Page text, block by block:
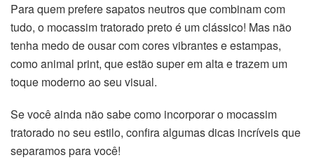
Para quem prefere sapatos neutros que combinam com
tudo, o mocassim tratorado preto é um clássico! Mas não
tenha medo de ousar com cores vibrantes e estampas,
como animal print, que estão super em alta e trazem um
toque moderno ao seu visual.
Se você ainda não sabe como incorporar o mocassim
tratorado no seu estilo, confira algumas dicas incríveis que
separamos para você!